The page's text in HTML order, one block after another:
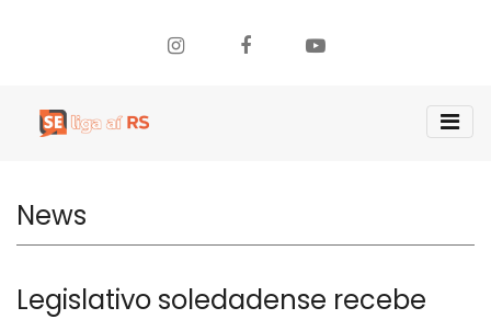
News
Legislativo soledadense recebe